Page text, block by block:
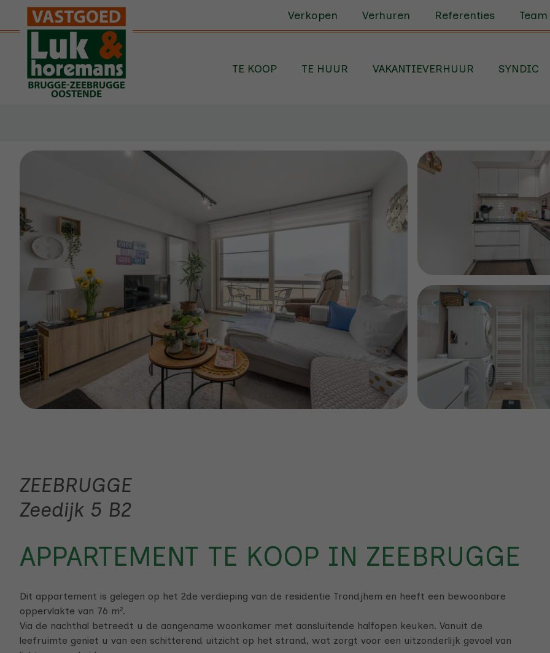
Menu overslaan en naar de inhoud gaan
Verkopen Verhuren Referenties Team
TE KOOP TE HUUR VAKANTIEVERHUUR SYNDIC
APPARTEMENT TE KOOP IN ZEEBRUGGE
ZEEBRUGGE
Zeedijk 5 B2
Dit appartement is gelegen op het 2de verdieping van de residentie Trondjhem en heeft een bewoonbare
oppervlakte van 76 m².
Via de nachthal betreedt u de aangename woonkamer met aansluitende halfopen keuken. Vanuit de
leefruimte geniet u van een schitterend uitzicht op het strand, wat zorgt voor een uitzonderlijk gevoel van